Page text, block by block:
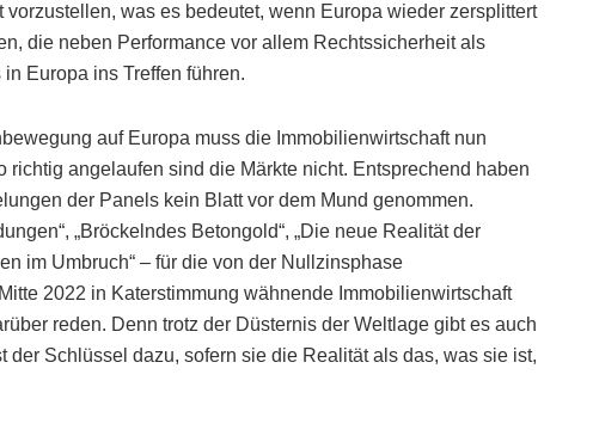
was es bedeutet, wenn Europa wieder zersplittert
die neben Performance vor allem Rechtssicherheit als
Europa ins Treffen führen.
auf Europa muss die Immobilienwirtschaft nun
angelaufen sind die Märkte nicht. Entsprechend haben
der Panels kein Blatt vor dem Mund genommen.
„Bröckelndes Betongold“, „Die neue Realität der
im Umbruch“ – für die von der Nullzinsphase
2022 in Katerstimmung wähnende Immobilienwirtschaft
reden. Denn trotz der Düsternis der Weltlage gibt es auch
Schlüssel dazu, sofern sie die Realität als das, was sie ist,